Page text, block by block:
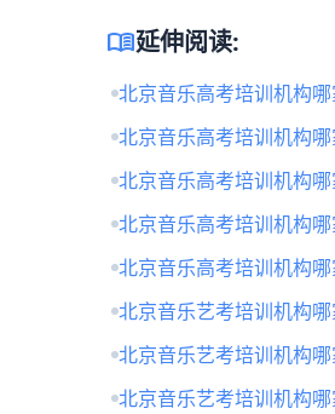
menu_book延伸阅读:
北京音乐高考培训机构
北京音乐高考培训机构
北京音乐高考培训机构
北京音乐高考培训机构
北京音乐高考培训机构
北京音乐艺考培训机构
北京音乐艺考培训机构
北京音乐艺考培训机构